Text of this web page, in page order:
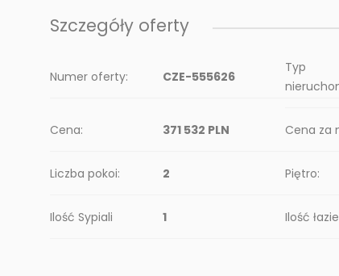
Szczegóły oferty
Numer oferty: CZE-555626
Typ
Cena: 371 532 PLN Cena za
Liczba pokoi: 2 Piętro:
Ilość Sypiali 1 Ilość